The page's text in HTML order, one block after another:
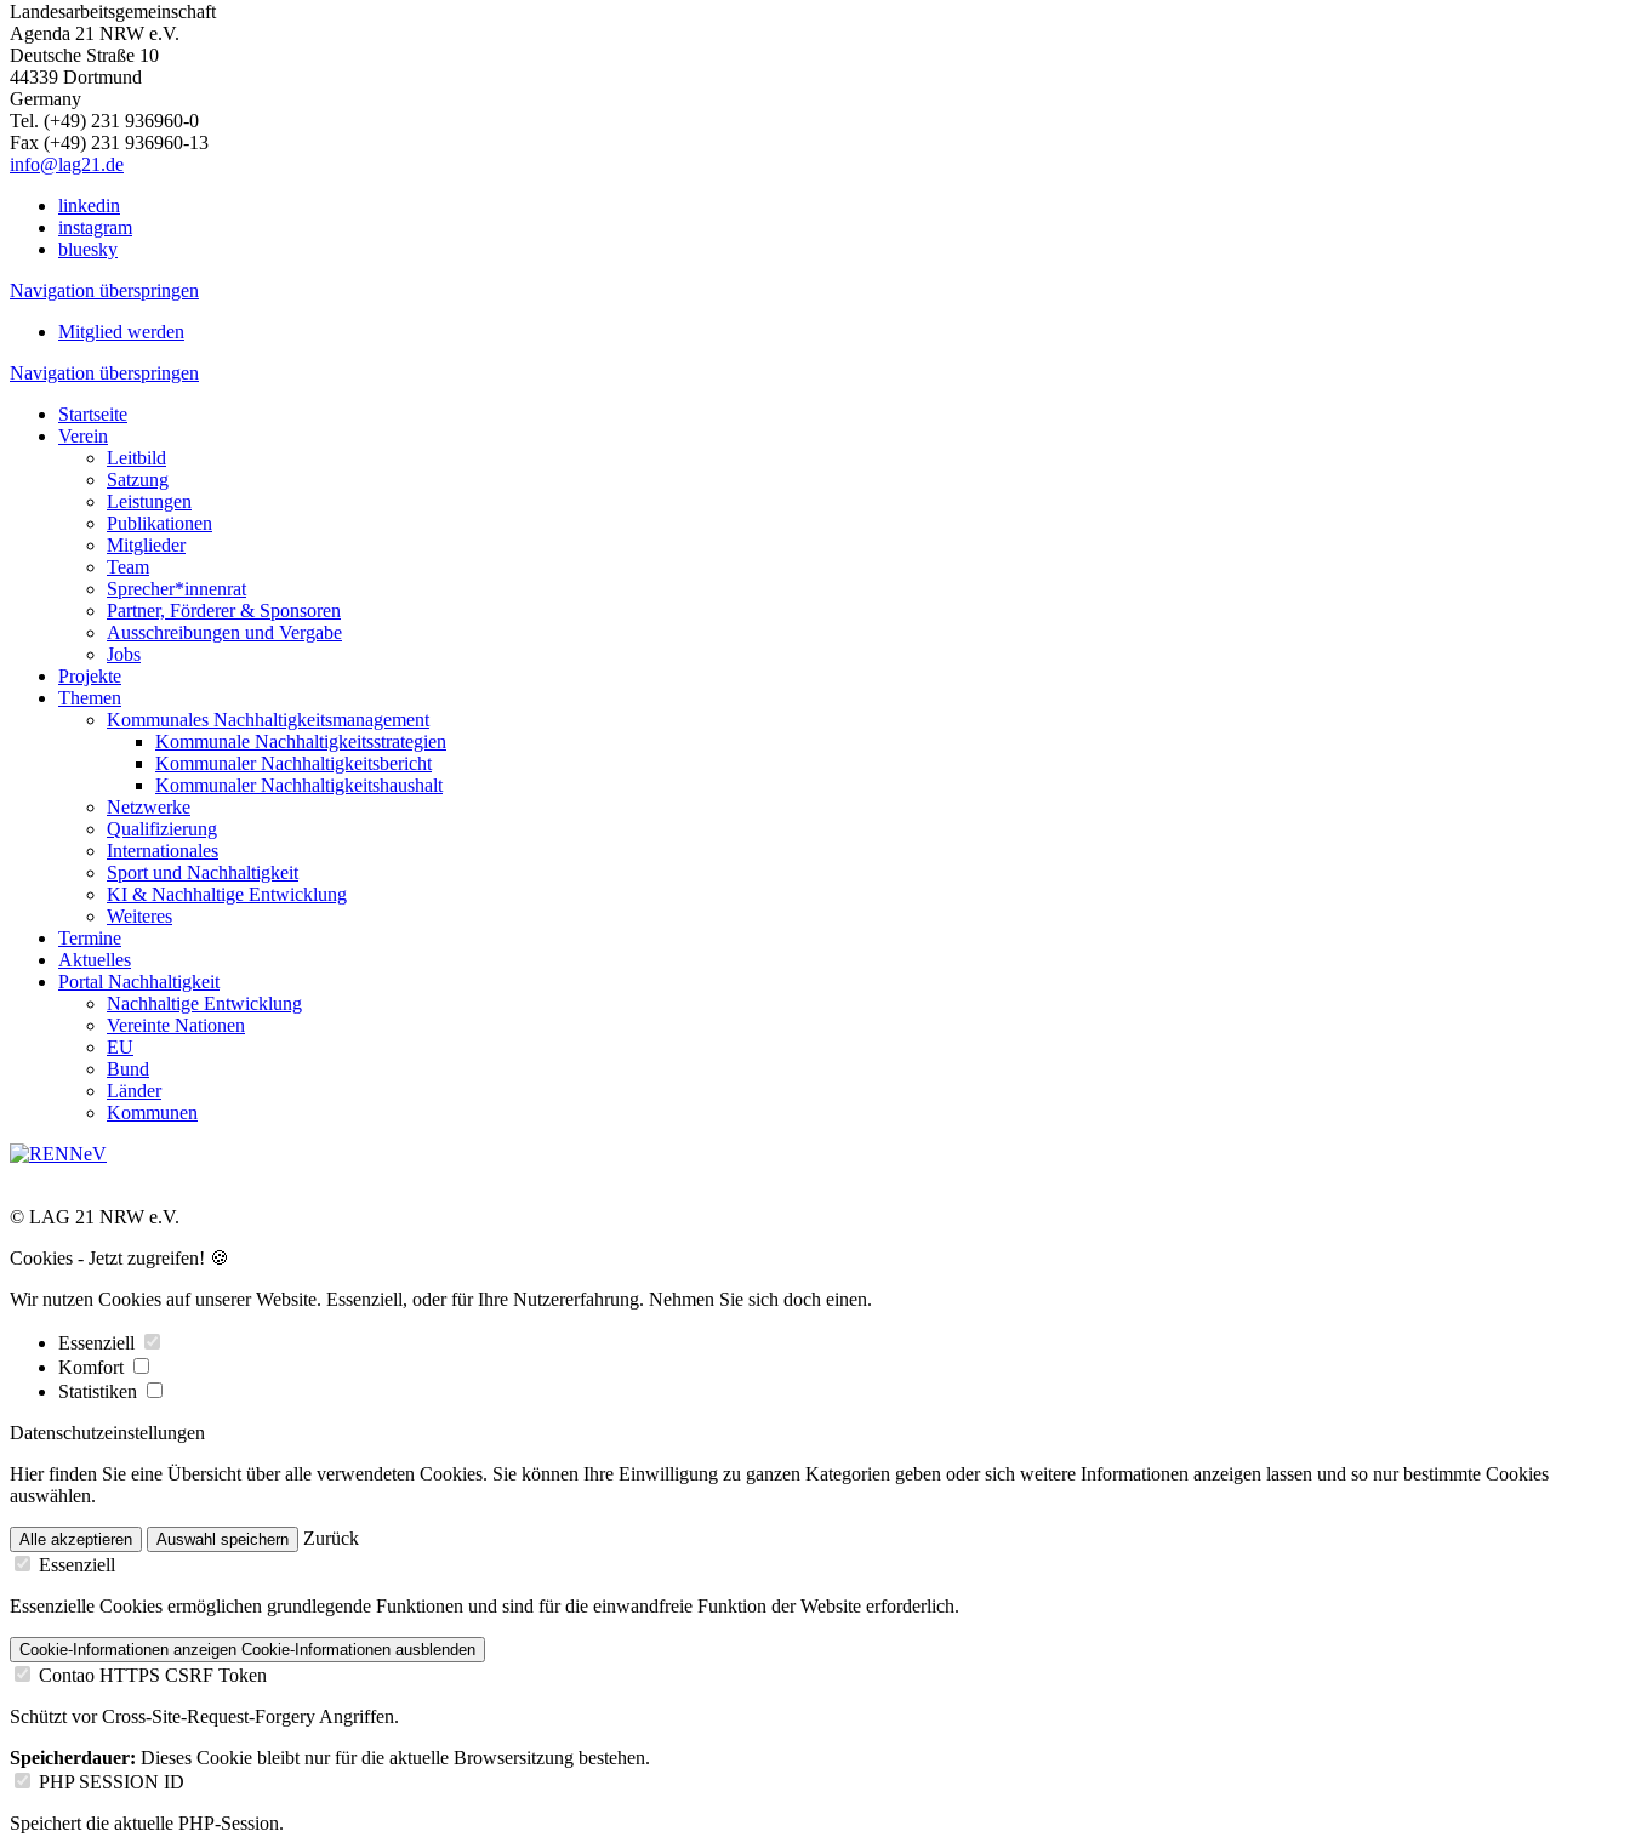
Landesarbeitsgemeinschaft
Agenda 21 NRW e.V.
Deutsche Straße 10
44339 Dortmund
Germany
Tel. (+49) 231 936960-0
Fax (+49) 231 936960-13
info@lag21.de
linkedin
instagram
bluesky
Navigation überspringen
Mitglied werden
Navigation überspringen
Startseite
Verein
Leitbild
Satzung
Leistungen
Publikationen
Mitglieder
Team
Sprecher*innenrat
Partner, Förderer & Sponsoren
Ausschreibungen und Vergabe
Jobs
Projekte
Themen
Kommunales Nachhaltigkeitsmanagement
Kommunale Nachhaltigkeitsstrategien
Kommunaler Nachhaltigkeitsbericht
Kommunaler Nachhaltigkeitshaushalt
Netzwerke
Qualifizierung
Internationales
Sport und Nachhaltigkeit
KI & Nachhaltige Entwicklung
Weiteres
Termine
Aktuelles
Portal Nachhaltigkeit
Nachhaltige Entwicklung
Vereinte Nationen
EU
Bund
Länder
Kommunen
© LAG 21 NRW e.V.
Cookies - Jetzt zugreifen! 🍪
Wir nutzen Cookies auf unserer Website. Essenziell, oder für Ihre Nutzererfahrung. Nehmen Sie sich doch einen.
Essenziell
Komfort
Statistiken
Datenschutzeinstellungen
Hier finden Sie eine Übersicht über alle verwendeten Cookies. Sie können Ihre Einwilligung zu ganzen Kategorien geben oder sich weitere Informationen anzeigen lassen und so nur bestimmte Cookies
auswählen.
Alle akzeptieren Auswahl speichern
Zurück
Essenziell
Essenzielle Cookies ermöglichen grundlegende Funktionen und sind für die einwandfreie Funktion der Website erforderlich.
Cookie-Informationen anzeigen Cookie-Informationen ausblenden
Contao HTTPS CSRF Token
Schützt vor Cross-Site-Request-Forgery Angriffen.
Speicherdauer: Dieses Cookie bleibt nur für die aktuelle Browsersitzung bestehen.
PHP SESSION ID
Speichert die aktuelle PHP-Session.